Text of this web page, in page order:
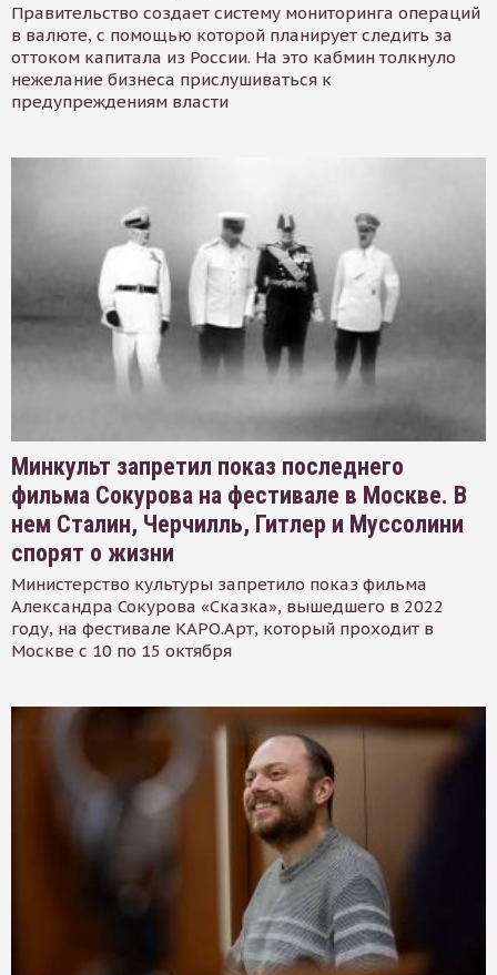
Правительство создает систему мониторинга операций
в валюте, с помощью которой планирует следить за
оттоком капитала из России. На это кабмин толкнуло
нежелание бизнеса прислушиваться к
предупреждениям власти
Минкульт запретил показ последнего
фильма Сокурова на фестивале в Москве. В
нем Сталин, Черчилль, Гитлер и Муссолини
спорят о жизни
Министерство культуры запретило показ фильма
Александра Сокурова «Сказка», вышедшего в 2022
году, на фестивале КАРО.Арт, который проходит в
Москве с 10 по 15 октября